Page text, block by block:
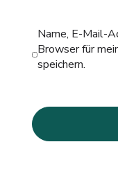
Name, E-Mail-
Browser für
speichern.